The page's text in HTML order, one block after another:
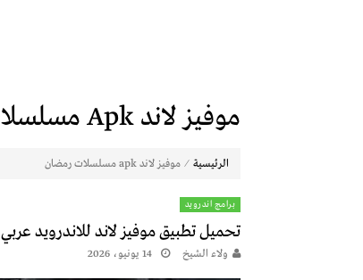
موفيز لاند Apk مسلسلات رمضان
الرئيسية ⁄ موفيز لاند apk مسلسلات رمضان
برامج اندرويد
تحميل تطبيق موفيز لاند للاندرويد عربي Movies Land 2026 برابط مباشر
ولاء الشيخ 14 يونيو، 2026